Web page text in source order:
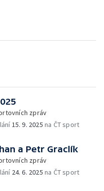
zpráv
15. 9. 2025 na ČT sport
a Petr Graclík
zpráv
24. 6. 2025 na ČT sport